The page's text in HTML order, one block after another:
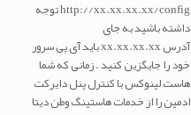
http://xx.xx.xx.xx/config توجه
داشته باشید به جای
آدرس xx.xx.xx.xx باید آی پی سرور
خود را جایگزین کنید . زمانی که شما
هاست لینوکس با کنترل پنل دایرکت
ادمین را از خدمات هاستینگ وطن دیتا